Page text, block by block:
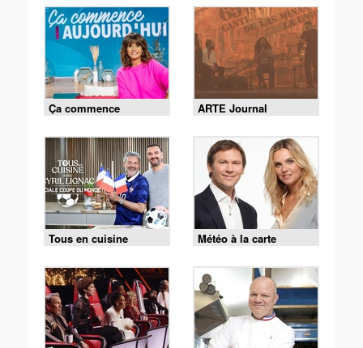
Ça commence
aujourd'hui
ARTE Journal
Tous en cuisine Météo à la carte